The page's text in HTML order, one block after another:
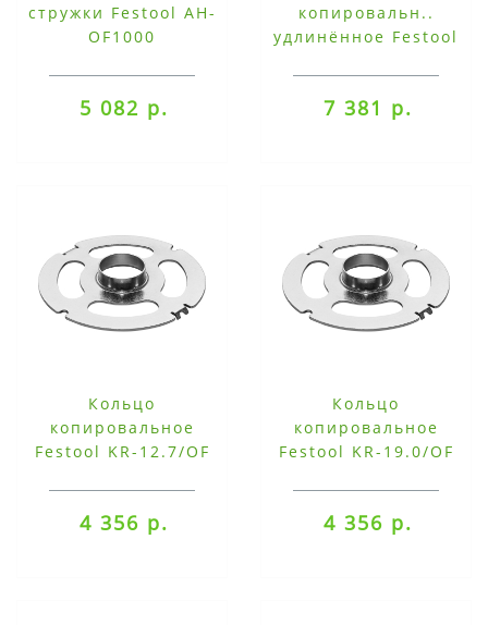
стружки Festool AH-
OF1000
5 082 р.
копировальн..
удлинённое Festool
7 381 р.
Кольцо
копировальное
Festool KR-12.7/OF
4 356 р.
Кольцо
копировальное
Festool KR-19.0/OF
4 356 р.